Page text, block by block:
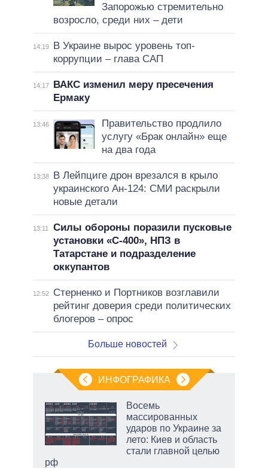
Запорожью стремительно
возросло, среди них – дети
14:19
В Украине вырос уровень топ-
коррупции – глава САП
14:17
ВАКС изменил меру пресечения
Ермаку
13:46
Правительство продлило
услугу «Брак онлайн» еще
на два года
13:38
В Лейпциге дрон врезался в крыло
украинского Ан-124: СМИ раскрыли
новые детали
13:11
Силы обороны поразили пусковые
установки «С-400», НПЗ в
Татарстане и подразделение
оккупантов
12:52
Стерненко и Портников возглавили
рейтинг доверия среди политических
блогеров – опрос
Больше новостей
ИНФОГРАФИКА
Восемь
массированных
ударов по Украине за
лето: Киев и область
стали главной целью
рф